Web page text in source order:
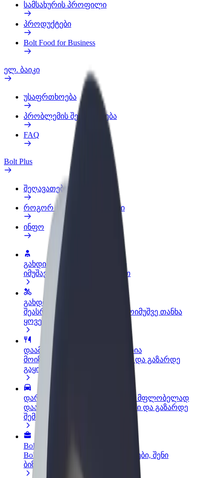
სამსახურის პროფილი
პროდუქტები
Bolt Food for Business
ელ. ბაიკი
უსაფრთხოება
პრობლემის შეტყობინება
FAQ
Bolt Plus
შეღავათები
როგორ გავხდე გამომწერი
ინფო
გახდი პარტნიორი მძღოლი
იმუშავე საკუთარი გრაფიკით
გახდი კურიერი
შეასრულე შეკვეთები და გამოიმუშვე თანხა
ყოველკვირეულად
დაამატე რესტორანი ან მაღაზია
მოიზიდე მეტი მომხმარებელი და გაზარდე
გაყიდვები
დარეგისტრირდი ავტოპარკის მფლობელად
დაამატე შენი ავტოპარკი Bolt-ში და გაზარდე
შემოსავალი
Bolt ბიზნესისთვის
Bolt-ის პროდუქტები და სერვისები, შენი
ბიზნესისთვის